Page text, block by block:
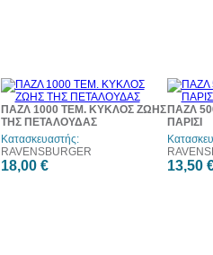
ΠΑΖΛ 1000 ΤΕΜ. ΚΥΚΛΟΣ ΖΩΗΣ
ΤΗΣ ΠΕΤΑΛΟΥΔΑΣ
Κατασκευαστής:
RAVENSBURGER
18,00 €
ΠΑΖΛ
ΠΑΡΙΣΙ
13,50